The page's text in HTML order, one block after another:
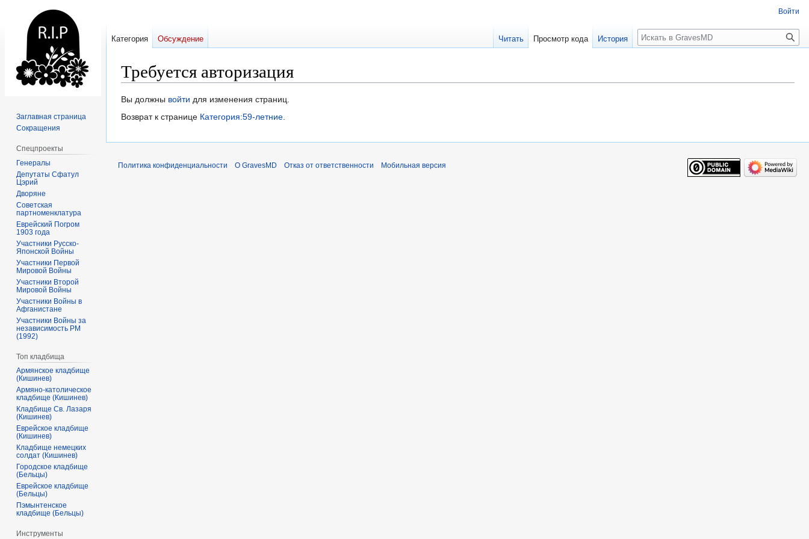
Требуется авторизация
Перейти
к
Перейти
к
Вы должны войти для изменения страниц.
Возврат к странице Категория:59-летние.
Войти
Категория Обсуждение Читать Просмотр кода История
Заглавная страница
Сокращения
Спецпроекты
Генералы
Депутаты Сфатул
Цэрий
Дворяне
Советская
партноменклатура
Еврейский Погром
1903 года
Участники Русско-
Японской Войны
Участники Первой
Мировой Войны
Участники Второй
Мировой Войны
Участники Войны в
Афганистане
Участники Войны за
независимость РМ
(1992)
Топ кладбища
Армянское кладбище
(Кишинев)
Армяно-католическое
кладбище (Кишинев)
Кладбище Св. Лазаря
(Кишинев)
Еврейское кладбище
(Кишинев)
Кладбище немецких
солдат (Кишинев)
Городское кладбище
(Бельцы)
Еврейское кладбище
(Бельцы)
Пэмынтенское
кладбище (Бельцы)
Инструменты
Политика конфиденциальности О GravesMD Отказ от ответственности Мобильная версия